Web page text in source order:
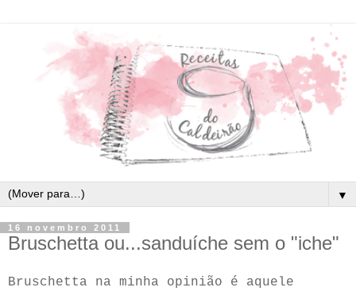
▼
16 novembro 2011
Bruschetta ou...sanduíche sem o "iche"
Bruschetta na minha opinião é aquele